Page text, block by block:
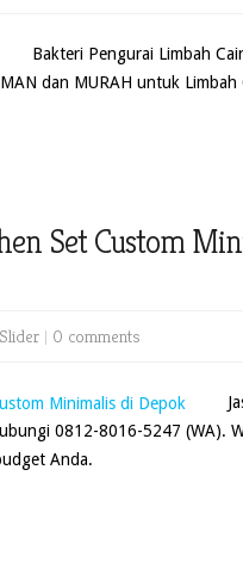
Bakteri Pengurai Limbah
dan MURAH untuk Limbah
Set Custom
Slider | 0 comments
0812-8016-5247 (WA).
Anda.